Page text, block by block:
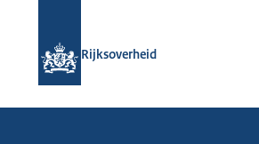
Rijksoverheid